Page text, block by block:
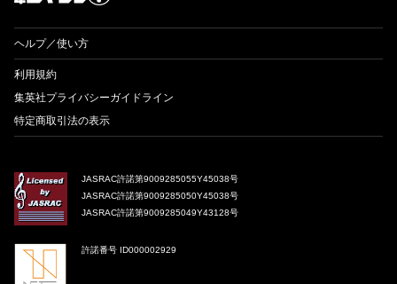
ヘルプ／使い方
利用規約
集英社プライバシーガイドライン
特定商取引法の表示
JASRAC許諾第9009285055Y45038号
JASRAC許諾第9009285050Y45038号
JASRAC許諾第9009285049Y43128号
許諾番号 ID000002929